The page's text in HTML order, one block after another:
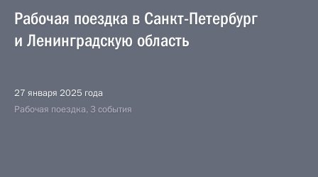
Рабочая поездка в Санкт-Петербург
и Ленинградскую область
27 января 2025 года
Рабочая поездка, 3 события